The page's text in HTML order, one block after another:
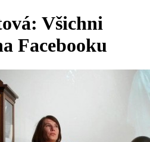
Všichni
Facebooku